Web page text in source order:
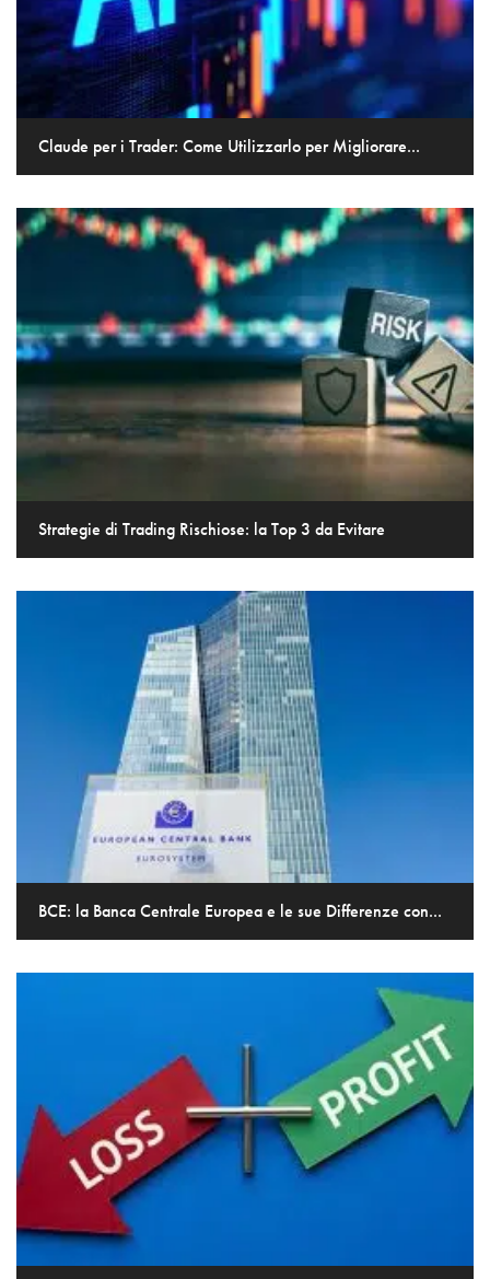
Claude per i Trader: Come Utilizzarlo per Migliorare...
Strategie di Trading Rischiose: la Top 3 da Evitare
BCE: la Banca Centrale Europea e le sue Differenze con...